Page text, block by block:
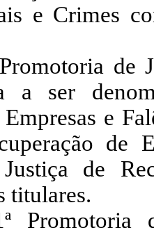
e Crimes
de
a ser
e
de
de
titulares.
Promotoria